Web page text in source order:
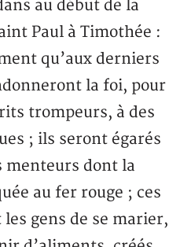
au début de la
Paul à Timothée :
qu’aux derniers
la foi, pour
trompeurs, à des
; ils seront égarés
menteurs dont la
au fer rouge ; ces
gens de se marier,